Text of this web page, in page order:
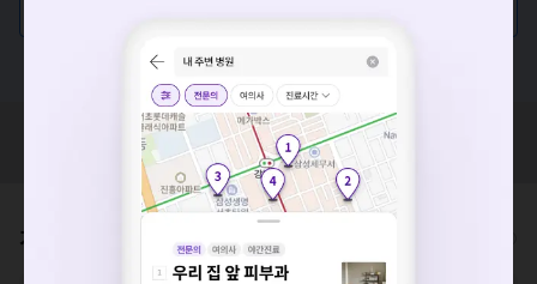
혹은, 의료상담 서비스에 다양한 게시글 보러가기
혹시 잘못된 병원정보가 있나요?
모두닥 팀에 알려주세요!
가격표
요청하신 작업을 처리하지 못했습니다.
네트워크 또는 서버의 일시적인 오류로, 잠시 후 다시 시도해주
세요. 지속적으로 문제가 발생할 경우 모두닥 채널톡으로 문의